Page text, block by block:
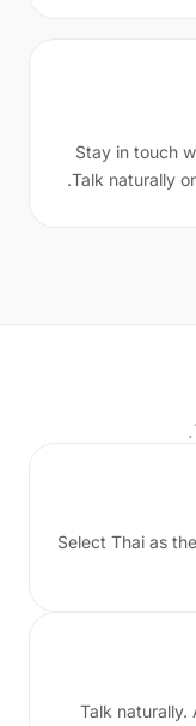
Stay in touch
Talk naturally
Select Thai as
Talk naturally.